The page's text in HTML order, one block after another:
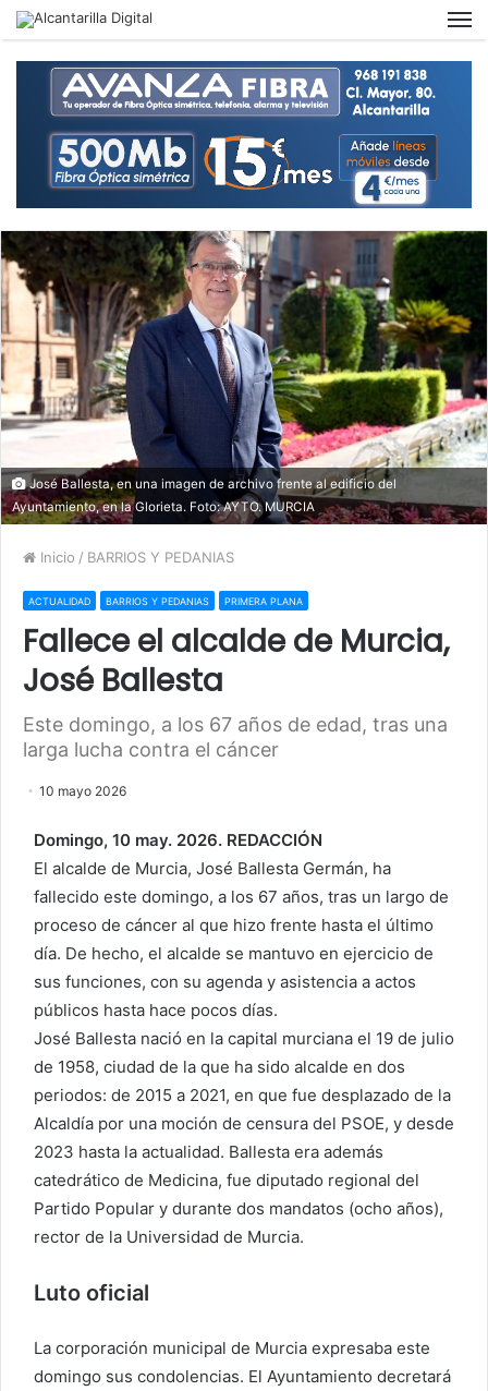
José Ballesta, en una imagen de archivo frente al edificio del
Ayuntamiento, en la Glorieta. Foto: AYTO. MURCIA
Inicio / BARRIOS Y PEDANIAS
ACTUALIDAD BARRIOS Y PEDANIAS PRIMERA PLANA
Fallece el alcalde de Murcia,
José Ballesta
Este domingo, a los 67 años de edad, tras una
larga lucha contra el cáncer
10 mayo 2026
Domingo, 10 may. 2026. REDACCIÓN
El alcalde de Murcia, José Ballesta Germán, ha
fallecido este domingo, a los 67 años, tras un largo de
proceso de cáncer al que hizo frente hasta el último
día. De hecho, el alcalde se mantuvo en ejercicio de
sus funciones, con su agenda y asistencia a actos
públicos hasta hace pocos días.
José Ballesta nació en la capital murciana el 19 de julio
de 1958, ciudad de la que ha sido alcalde en dos
periodos: de 2015 a 2021, en que fue desplazado de la
Alcaldía por una moción de censura del PSOE, y desde
2023 hasta la actualidad. Ballesta era además
catedrático de Medicina, fue diputado regional del
Partido Popular y durante dos mandatos (ocho años),
rector de la Universidad de Murcia.
Luto oficial
La corporación municipal de Murcia expresaba este
domingo sus condolencias. El Ayuntamiento decretará